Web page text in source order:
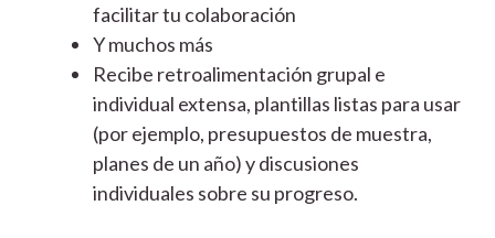
facilitar tu colaboración
Y muchos más
Recibe retroalimentación grupal e
individual extensa, plantillas listas para usar
(por ejemplo, presupuestos de muestra,
planes de un año) y discusiones
individuales sobre su progreso.